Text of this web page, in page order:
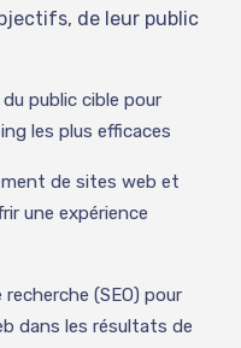
de leur public
public cible pour
les plus efficaces
de sites web et
une expérience
(SEO) pour
dans les résultats de